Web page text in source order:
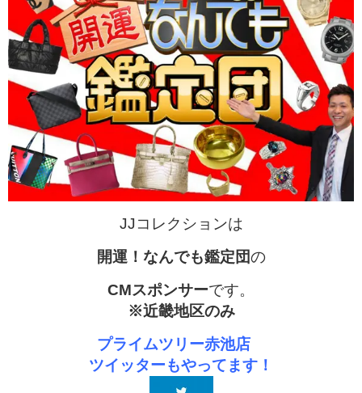
JJコレクションは
開運！なんでも鑑定団の
CMスポンサーです。
※近畿地区のみ
プライムツリー赤池店
ツイッターもやってます！